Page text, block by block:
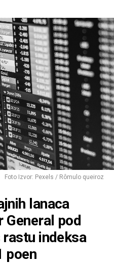
Foto Izvor: Pexels / Rômulo queiroz
lanaca
General pod
indeksa
poen